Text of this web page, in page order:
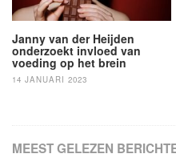
Janny van der Heijden
onderzoekt invloed van
voeding op het brein
14 JANUARI 2023
MEEST GELEZEN